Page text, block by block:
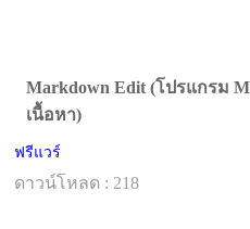
Markdown Edit (โปรแกรม
เนื้อหา)
ฟรีแวร์
ดาวน์โหลด : 218